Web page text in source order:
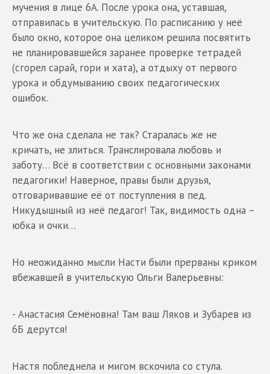
мучения в лице 6А. После урока она, уставшая,
отправилась в учительскую. По расписанию у неё
было окно, которое она целиком решила посвятить
не планировавшейся заранее проверке тетрадей
(сгорел сарай, гори и хата), а отдыху от первого
урока и обдумыванию своих педагогических
ошибок.
Что же она сделала не так? Старалась же не
кричать, не злиться. Транслировала любовь и
заботу… Всё в соответствии с основными законами
педагогики! Наверное, правы были друзья,
отговаривавшие её от поступления в пед.
Никудышный из неё педагог! Так, видимость одна –
юбка и очки…
Но неожиданно мысли Насти были прерваны криком
вбежавшей в учительскую Ольги Валерьевны:
- Анастасия Семёновна! Там ваш Ляков и Зубарев из
6Б дерутся!
Настя побледнела и мигом вскочила со стула.